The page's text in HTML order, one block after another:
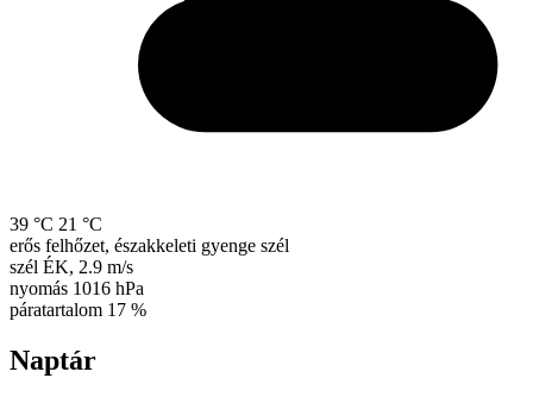
39 °C 21 °C
erős felhőzet, északkeleti gyenge szél
szél ÉK, 2.9 m/s
nyomás 1016 hPa
páratartalom 17 %
Naptár